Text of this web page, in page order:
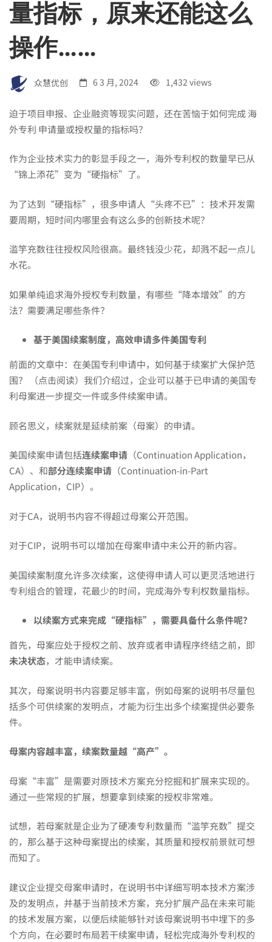
海
外
专
利
申
请
的
数
量
指
标，
原
来
还
能
这
么
操
作……
量指标，原来还能这么
操作……
众慧优创 6 3 月, 2024 1,432 views
迫于项目申报、企业融资等现实问题，还在苦恼于如何完成 海
外专利 申请量或授权量的指标吗？
作为企业技术实力的彰显手段之一，海外专利权的数量早已从
“锦上添花”变为“硬指标”了。
为了达到“硬指标”，很多申请人“头疼不已”：技术开发需
要周期，短时间内哪里会有这么多的创新技术呢？
滥竽充数往往授权风险很高。最终钱没少花，却溅不起一点儿
水花。
如果单纯追求海外授权专利数量，有哪些“降本增效”的方
法？需要满足哪些条件？
基于美国续案制度，高效申请多件美国专利
前面的文章中： 在美国专利申请中，如何基于续案扩大保护范
围？ （点击阅读） 我们介绍过，企业可以基于已申请的美国专
利母案进一步提交一件或多件续案申请。
顾名思义，续案就是延续前案（母案）的申请。
美国续案申请包括连续案申请 （Continuation Application，
CA）、和部分连续案申请 （Continuation-in-Part
Application，CIP）。
对于CA，说明书内容不得超过母案公开范围。
对于CIP，说明书可以增加在母案申请中未公开的新内容。
美国续案制度允许多次续案，这使得申请人可以更灵活地进行
专利组合的管理，花最少的时间，完成海外专利权数量指标。
以续案方式来完成“硬指标”，需要具备什么条件呢？
首先，母案应处于授权之前、放弃或者申请程序终结之前，即
未决状态，才能申请续案。
其次，母案说明书内容要足够丰富，例如母案的说明书尽量包
括多个可供续案的发明点，才能为衍生出多个续案提供必要条
件。
母案内容越丰富，续案数量越“高产”。
母案“丰富”是需要对原技术方案充分挖掘和扩展来实现的。
通过一些常规的扩展，想要拿到续案的授权非常难。
试想，若母案就是企业为了硬凑专利数量而“滥竽充数”提交
的，那么基于这种母案提出的续案，其质量和授权前景就可想
而知了。
建议企业提交母案申请时，在说明书中详细写明本技术方案涉
及的发明点，并基于当前技术方案，充分扩展产品在未来可能
的技术发展方案，以便后续能够针对该母案说明书中埋下的多
个方向，在必要时布局若干续案申请，轻松完成海外专利权的